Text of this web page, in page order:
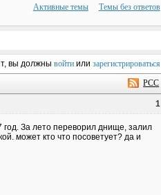
Активные темы Темы без ответов
вы должны войтиили зарегистрироваться
РСС
1
За лето переворил днище, залил
может кто что посоветует? да и